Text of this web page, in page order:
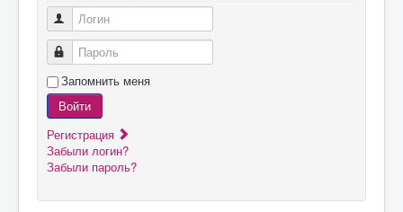
Логин
Пароль
Запомнить меня
Войти
Регистрация
Забыли логин?
Забыли пароль?